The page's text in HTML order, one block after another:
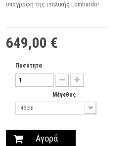
υπογραφή της ιταλικής Lombardo!
649,00 €
Ποσότητα
Μέγεθος
46cm
Αγορά